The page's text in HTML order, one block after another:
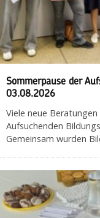
Sommerpause der
03.08.2026
Viele neue
Aufsuchenden
Gemeinsam wurden